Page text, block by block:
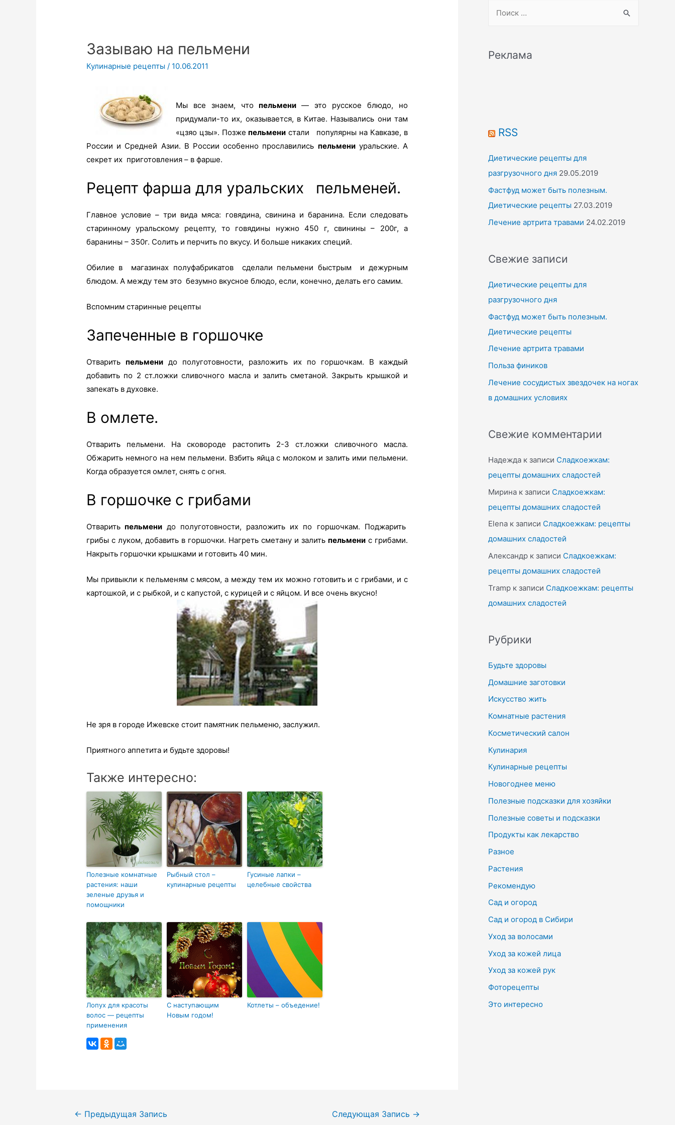
Зазываю на пельмени
Кулинарные рецепты / 10.06.2011
Мы все знаем, что пельмени — это русское блюдо, но
придумали-то их, оказывается, в Китае. Назывались они там
«цзяо цзы». Позже пельменистали популярны на Кавказе, в
России и Средней Азии. В России особенно прославились пельмениуральские. А
секрет их приготовления – в фарше.
Рецепт фарша для уральских пельменей.
Главное условие – три вида мяса: говядина, свинина и баранина. Если следовать
старинному уральскому рецепту, то говядины нужно 450 г, свинины – 200г, а
баранины – 350г. Солить и перчить по вкусу. И больше никаких специй.
Обилие в магазинах полуфабрикатов сделали пельмени быстрым и дежурным
блюдом. А между тем это безумно вкусное блюдо, если, конечно, делать его самим.
Вспомним старинные рецепты
Запеченные в горшочке
Отваритьпельмени до полуготовности, разложить их по горшочкам. В каждый
добавить по 2 ст.ложки сливочного масла и залить сметаной. Закрыть крышкой и
запекать в духовке.
В омлете.
Отварить пельмени. На сковороде растопить 2-3 ст.ложки сливочного масла.
Обжарить немного на нем пельмени. Взбить яйца с молоком и залить ими пельмени.
Когда образуется омлет, снять с огня.
В горшочке с грибами
Отварить пельмени до полуготовности, разложить их по горшочкам. Поджарить
грибы с луком, добавить в горшочки. Нагреть сметану и залить пельменис грибами.
Накрыть горшочки крышками и готовить 40 мин.
Мы привыкли к пельменям с мясом, а между тем их можно готовить и с грибами, и с
картошкой, и с рыбкой, и с капустой, с курицей и с яйцом. И все очень вкусно!
Не зря в городе Ижевске стоит памятник пельменю, заслужил.
Приятного аппетита и будьте здоровы!
Также интересно:
Полезные комнатные
растения: наши
зеленые друзья и
помощники
Рыбный стол –
кулинарные рецепты
Гусиные лапки –
целебные свойства
Лопух для красоты
волос — рецепты
применения
С наступающим
Новым годом!
Котлеты – объедение!
Навигация
← Предыдущая Запись Следующая Запись →
rРеклама
RSS
Диетические рецепты для
разгрузочного дня 29.05.2019
Фастфуд может быть полезным.
Диетические рецепты 27.03.2019
Лечение артрита травами 24.02.2019
Свежие записи
Диетические рецепты для
разгрузочного дня
Фастфуд может быть полезным.
Диетические рецепты
Лечение артрита травами
Польза фиников
Лечение сосудистых звездочек на ногах
в домашних условиях
Свежие комментарии
Надежда к записи Сладкоежкам:
рецепты домашних сладостей
Мирина к записи Сладкоежкам:
рецепты домашних сладостей
Elena к записи Сладкоежкам: рецепты
домашних сладостей
Александр к записи Сладкоежкам:
рецепты домашних сладостей
Tramp к записи Сладкоежкам: рецепты
домашних сладостей
Рубрики
Будьте здоровы
Домашние заготовки
Искусство жить
Комнатные растения
Косметический салон
Кулинария
Кулинарные рецепты
Новогоднее меню
Полезные подсказки для хозяйки
Полезные советы и подсказки
Продукты как лекарство
Разное
Растения
Рекомендую
Сад и огород
Сад и огород в Сибири
Уход за волосами
Уход за кожей лица
Уход за кожей рук
Фоторецепты
Это интересно